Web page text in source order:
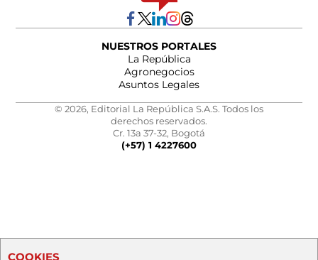
NUESTROS PORTALES
La República
Agronegocios
Asuntos Legales
© 2026, Editorial La República S.A.S. Todos los
derechos reservados.
Cr. 13a 37-32, Bogotá
(+57) 1 4227600
COOKIES